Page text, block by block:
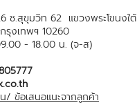
ซ.สุขุมวิท 62 แขวงพระโขนงใต้
รุงเทพฯ 10260
- 18.00 น. (จ-ส)
/ ข้อเสนอแนะจากลูกค้า